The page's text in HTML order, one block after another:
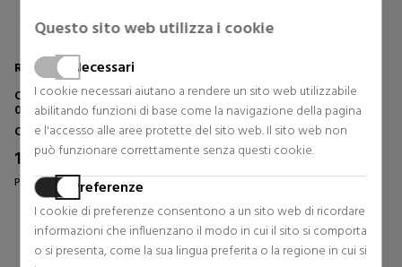
Questo sito web utilizza i cookie
Necessari
I cookie necessari aiutano a rendere un sito web utilizzabile
abilitando funzioni di base come la navigazione della pagina
e l'accesso alle aree protette del sito web. Il sito web non
può funzionare correttamente senza questi cookie.
Preferenze
I cookie di preferenze consentono a un sito web di ricordare
informazioni che influenzano il modo in cui il sito si comporta
o si presenta, come la sua lingua preferita o la regione in cui si
Ray-Ban
OCCHIALI DA SOLE 0RB3706
001/51
Occhiali da sole da donna
122,43 € 30% Sconto
Prezzo originale 174,90 €
0 riesami
OCCHIALI DA SOLE ERIK
Occhiali da sole da donna
157,43 € 30% Sconto
0 riesami